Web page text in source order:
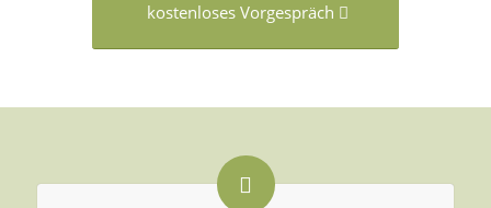
kostenloses Vorgespräch